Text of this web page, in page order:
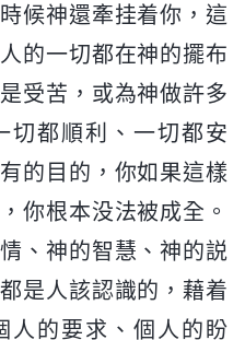
候神還牽挂着你，這
的一切都在神的擺布
受苦，或為神做許多
切都順利、一切都安
的目的，你如果這樣
你根本没法被成全。
、神的智慧、神的説
是人該認識的，藉着
人的要求、個人的盼